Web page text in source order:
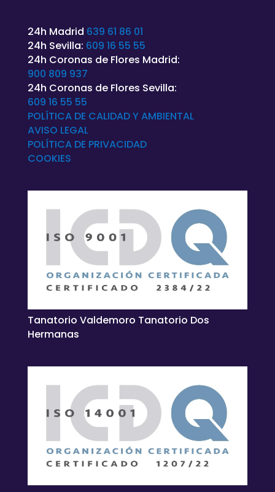
24h Madrid 639 61 86 01
24h Sevilla: 609 16 55 55
24h Coronas de Flores Madrid:
900 809 937
24h Coronas de Flores Sevilla:
609 16 55 55
POLÍTICA DE CALIDAD Y AMBIENTAL
AVISO LEGAL
POLÍTICA DE PRIVACIDAD
COOKIES
Tanatorio Valdemoro Tanatorio Dos
Hermanas